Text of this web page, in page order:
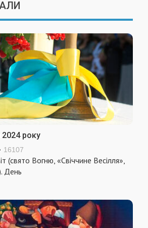
2024 року
16107
(свято Вогню, «Свіччине Весілля»,
День